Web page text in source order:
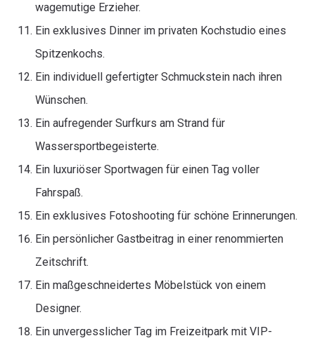
wagemutige Erzieher.
Ein exklusives Dinner im privaten Kochstudio eines
Spitzenkochs.
Ein individuell gefertigter Schmuckstein nach ihren
Wünschen.
Ein aufregender Surfkurs am Strand für
Wassersportbegeisterte.
Ein luxuriöser Sportwagen für einen Tag voller
Fahrspaß.
Ein exklusives Fotoshooting für schöne Erinnerungen.
Ein persönlicher Gastbeitrag in einer renommierten
Zeitschrift.
Ein maßgeschneidertes Möbelstück von einem
Designer.
Ein unvergesslicher Tag im Freizeitpark mit VIP-